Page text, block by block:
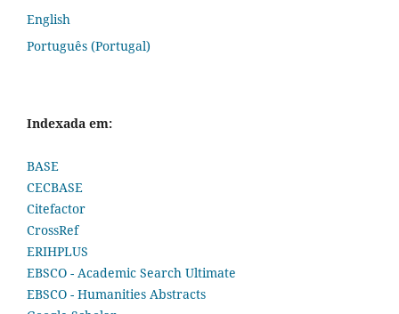
English
Português (Portugal)
Indexada em:
BASE
CECBASE
Citefactor
CrossRef
ERIHPLUS
EBSCO - Academic Search Ultimate
EBSCO - Humanities Abstracts